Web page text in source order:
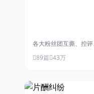
各大粉丝团互撕、控
89篇 43万